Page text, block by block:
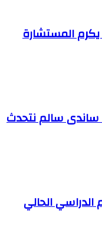
يكرم المستشارة
ساندى سالم نتحدث
الدراسي الحالي